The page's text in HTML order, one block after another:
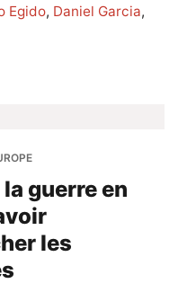
Egido, Daniel Garcia,
guerre en
les